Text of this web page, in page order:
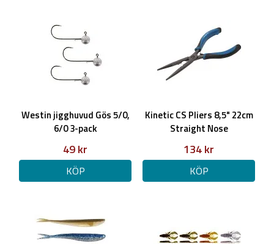
Westin jigghuvud Gös 5/0,
6/0 3-pack
49 kr
KÖP
Kinetic CS Pliers 8,5" 22cm
Straight Nose
134 kr
KÖP